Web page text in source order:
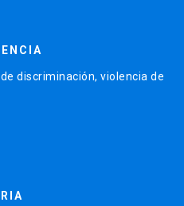
discriminación, violencia de